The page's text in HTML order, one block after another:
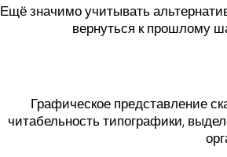
Ещё значимо учитывать
вернуться к прошлому
Графическое представление
читабельность типографики,